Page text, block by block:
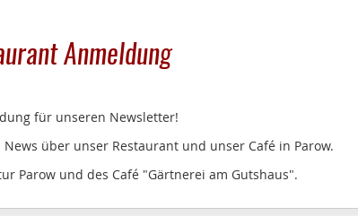
Anmeldung
für unseren Newsletter!
über unser Restaurant und unser Café in Parow.
Parow und des Café "Gärtnerei am Gutshaus".